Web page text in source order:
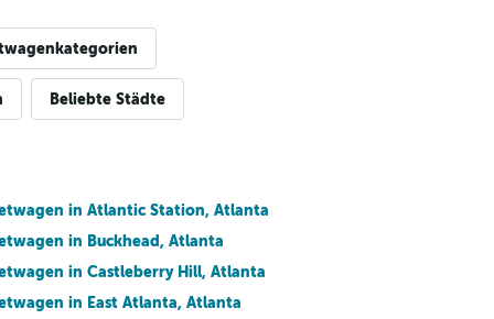
Beliebte Städte
in Atlantic Station, Atlanta
in Buckhead, Atlanta
in Castleberry Hill, Atlanta
in East Atlanta, Atlanta